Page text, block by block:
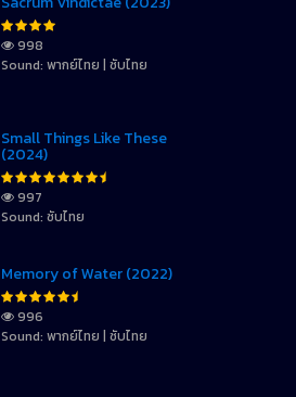
998
Sound: พากย์ไทย | ซับไทย
Small Things Like These
(2024)
997
Sound: ซับไทย
Memory of Water (2022)
996
Sound: พากย์ไทย | ซับไทย